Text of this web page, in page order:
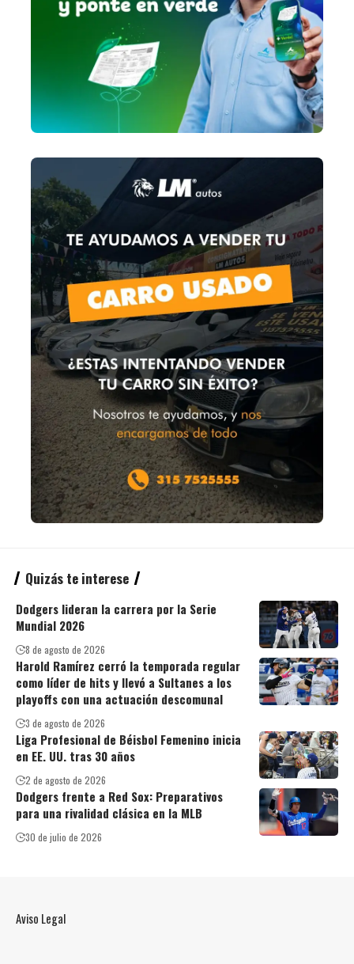
Quizás te interese
Dodgers lideran la carrera por la Serie
Mundial 2026
8 de agosto de 2026
Harold Ramírez cerró la temporada regular
como líder de hits y llevó a Sultanes a los
playoffs con una actuación descomunal
3 de agosto de 2026
Liga Profesional de Béisbol Femenino inicia
en EE. UU. tras 30 años
2 de agosto de 2026
Dodgers frente a Red Sox: Preparativos
para una rivalidad clásica en la MLB
30 de julio de 2026
Aviso Legal